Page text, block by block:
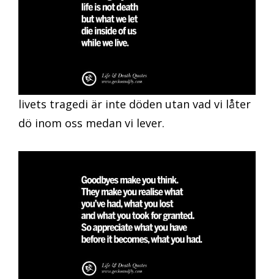
livets tragedi är inte döden utan vad vi låter
dö inom oss medan vi lever.